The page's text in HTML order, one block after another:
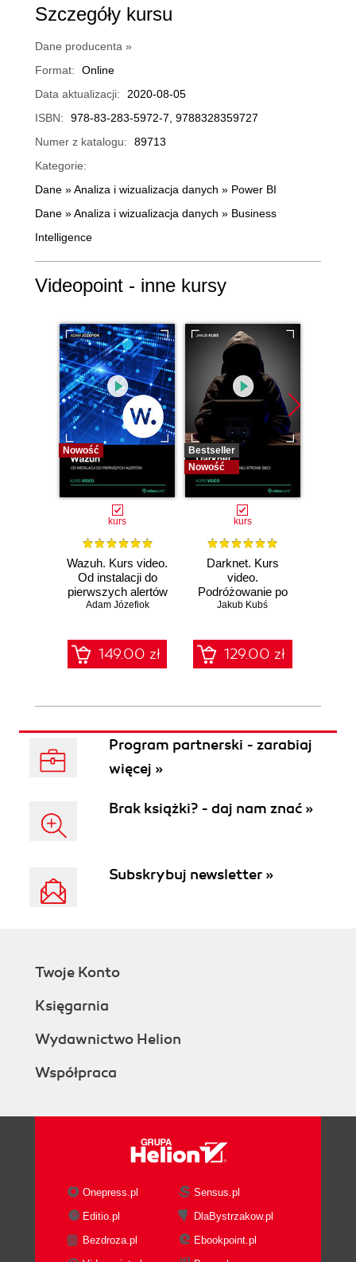
Szczegóły kursu
Dane producenta »
Format:
Online
Data aktualizacji:
2020-08-05
ISBN:
978-83-283-5972-7, 9788328359727
Numer z katalogu:
89713
Kategorie:
Dane »Analiza i wizualizacja danych » Power BI
Dane »Analiza i wizualizacja danych » Business
Intelligence
Videopoint - inne kursy
Nowość
kurs
Wazuh. Kurs video.
Od instalacji do
pierwszych alertów
Adam Józefiok
149.00 zł
Bestseller
Nowość
kurs
Darknet. Kurs
video.
Podróżowanie po
ciemnej stronie
Jakub Kubś
129.00 zł
Program partnerski - zarabiaj
więcej »
Brak książki? - daj nam znać »
Subskrybuj newsletter »
Twoje Konto
Księgarnia
Wydawnictwo Helion
Współpraca
Onepress.pl
Sensus.pl
Editio.pl
DlaBystrzakow.pl
Bezdroza.pl
Ebookpoint.pl